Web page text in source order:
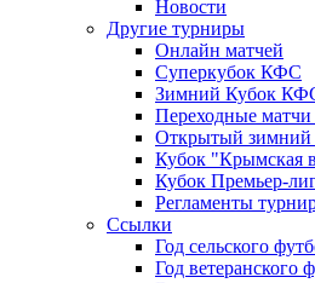
Новости
Другие турниры
Онлайн матчей
Суперкубок КФС
Зимний Кубок
Переходные
Открытый
Кубок "Крымская
Кубок Премьер-
Регламенты
Ссылки
Год сельского
Год ветеранского